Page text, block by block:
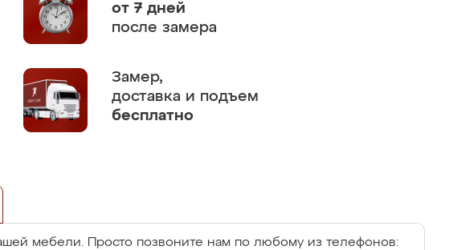
от 7 дней
после замера
Замер,
доставка и подъем
бесплатно
мебели. Просто позвоните нам по любому из телефонов: